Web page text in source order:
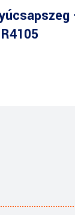
R4105